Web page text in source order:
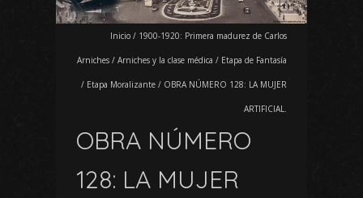
Inicio / 1900-1920: Primera madurez de Carlos
Arniches / Arniches y la clase médica / Etapa de Fantasía
/ Etapa Moralizante / OBRA NÚMERO 128: LA MUJER
ARTIFICIAL.
OBRA NÚMERO
128: LA MUJER